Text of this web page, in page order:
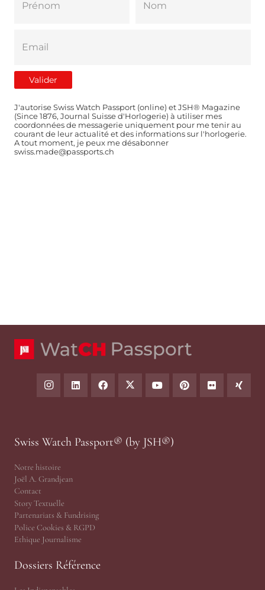
J'autorise Swiss Watch Passport (online) et JSH® Magazine
(Since 1876, Journal Suisse d'Horlogerie) à utiliser mes
coordonnées de messagerie uniquement pour me tenir au
courant de leur actualité et des informations sur l'horlogerie.
A tout moment, je peux me désabonner
swiss.made@passports.ch
Swiss Watch Passport® (by JSH®)
Notre histoire
Joël A. Grandjean
Contact
Story Textuelle
Partenariats & Fundrising
Police Cookies & RGPD
Ethique Journalisme
Dossiers Référence